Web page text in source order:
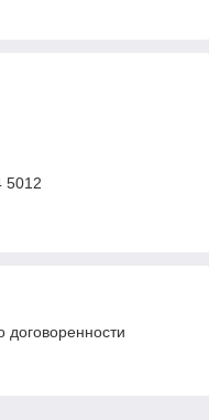
5012
договоренности